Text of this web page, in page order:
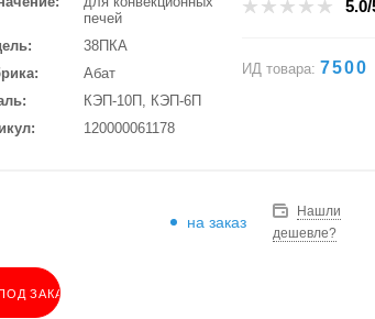
печей
38ПКА
Абат
КЭП-10П, КЭП-6П
120000061178
5.0/
ИД товара: 7500
на заказ
Нашли
дешевле?
ЗАКАЗ